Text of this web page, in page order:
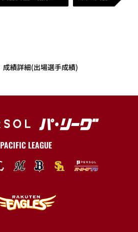
成績詳細(出場選手成績)
PACIFIC LEAGUE